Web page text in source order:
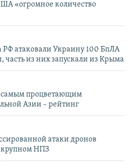
«огромное количество
РФ атаковали Украину 100 БпЛА
часть из них запускали из Крыма
самым процветающим
Азии – рейтинг
атаки дронов
НПЗ